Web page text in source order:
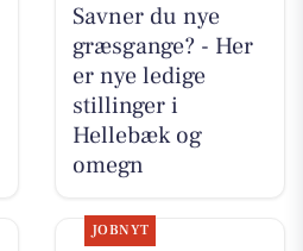
Savner du nye
græsgange? - Her
er nye ledige
stillinger i
Hellebæk og
omegn
JOBNYT